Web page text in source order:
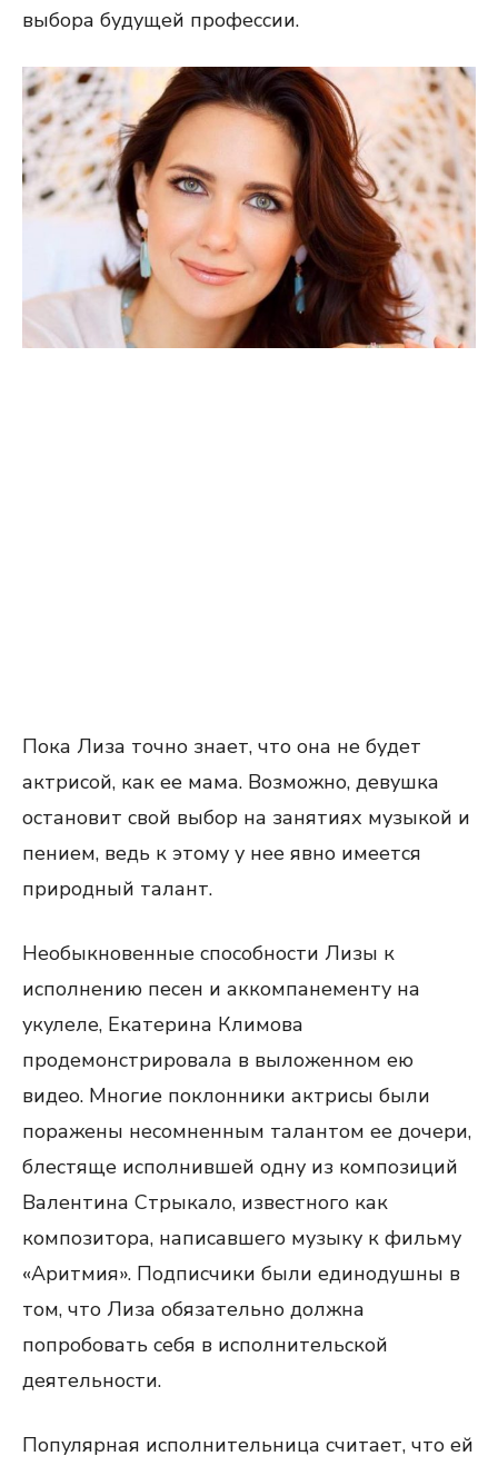
выбора будущей профессии.
Пока Лиза точно знает, что она не будет
актрисой, как ее мама. Возможно, девушка
остановит свой выбор на занятиях музыкой и
пением, ведь к этому у нее явно имеется
природный талант.
Необыкновенные способности Лизы к
исполнению песен и аккомпанементу на
укулеле, Екатерина Климова
продемонстрировала в выложенном ею
видео. Многие поклонники актрисы были
поражены несомненным талантом ее дочери,
блестяще исполнившей одну из композиций
Валентина Стрыкало, известного как
композитора, написавшего музыку к фильму
«Аритмия». Подписчики были единодушны в
том, что Лиза обязательно должна
попробовать себя в исполнительской
деятельности.
Популярная исполнительница считает, что ей